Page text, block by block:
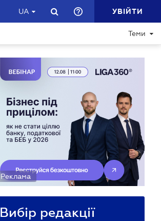
UA УВІЙТИ
Теми
Реклама
Вибір редакції